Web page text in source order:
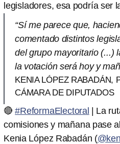
legisladores, esa podría ser
“Sí me parece que,
comentado distintos
del grupo mayoritario (...)
la votación será hoy y
KENIA LÓPEZ RABADÁN,
CÁMARA DE DIPUTADOS
🔴#ReformaElectoral
| La
comisiones y mañana pase
Kenia López Rabadán (